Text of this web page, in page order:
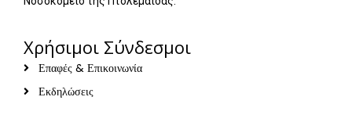
Χρήσιμοι Σύνδεσμοι
Επαφές & Επικοινωνία
Εκδηλώσεις